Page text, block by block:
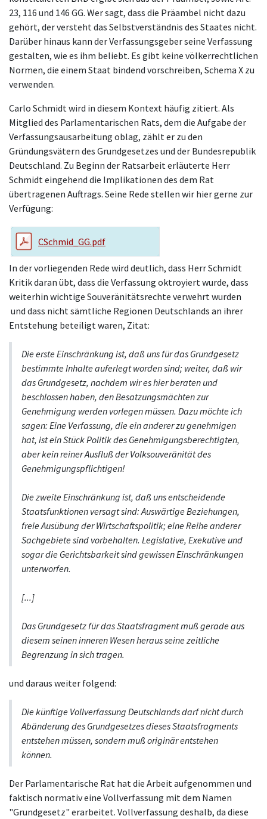
23, 116 und 146 GG. Wer sagt, dass die Präambel nicht dazu
gehört, der versteht das Selbstverständnis des Staates nicht.
Darüber hinaus kann der Verfassungsgeber seine Verfassung
gestalten, wie es ihm beliebt. Es gibt keine völkerrechtlichen
Normen, die einem Staat bindend vorschreiben, Schema X zu
verwenden.
Carlo Schmidt wird in diesem Kontext häufig zitiert. Als
Mitglied des Parlamentarischen Rats, dem die Aufgabe der
Verfassungsausarbeitung oblag, zählt er zu den
Gründungsvätern des Grundgesetzes und der Bundesrepublik
Deutschland. Zu Beginn der Ratsarbeit erläuterte Herr
Schmidt eingehend die Implikationen des dem Rat
übertragenen Auftrags. Seine Rede stellen wir hier gerne zur
Verfügung:
CSchmid_GG.pdf
In der vorliegenden Rede wird deutlich, dass Herr Schmidt
Kritik daran übt, dass die Verfassung oktroyiert wurde, dass
weiterhin wichtige Souveränitätsrechte verwehrt wurden
und dass nicht sämtliche Regionen Deutschlands an ihrer
Entstehung beteiligt waren, Zitat:
Die erste Einschränkung ist, daß uns für das Grundgesetz
bestimmte Inhalte auferlegt worden sind; weiter, daß wir
das Grundgesetz, nachdem wir es hier beraten und
beschlossen haben, den Besatzungsmächten zur
Genehmigung werden vorlegen müssen. Dazu möchte ich
sagen: Eine Verfassung, die ein anderer zu genehmigen
hat, ist ein Stück Politik des Genehmigungsberechtigten,
aber kein reiner Ausfluß der Volksouveränität des
Genehmigungspflichtigen!
Die zweite Einschränkung ist, daß uns entscheidende
Staatsfunktionen versagt sind: Auswärtige Beziehungen,
freie Ausübung der Wirtschaftspolitik; eine Reihe anderer
Sachgebiete sind vorbehalten. Legislative, Exekutive und
sogar die Gerichtsbarkeit sind gewissen Einschränkungen
unterworfen.
[...]
Das Grundgesetz für das Staatsfragment muß gerade aus
diesem seinen inneren Wesen heraus seine zeitliche
Begrenzung in sich tragen.
und daraus weiter folgend:
Die künftige Vollverfassung Deutschlands darf nicht durch
Abänderung des Grundgesetzes dieses Staatsfragments
entstehen müssen, sondern muß originär entstehen
können.
Der Parlamentarische Rat hat die Arbeit aufgenommen und
faktisch normativ eine Vollverfassung mit dem Namen
"Grundgesetz" erarbeitet. Vollverfassung deshalb, da diese